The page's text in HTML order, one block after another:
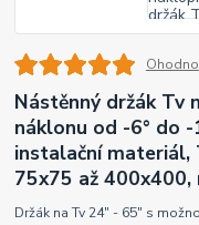
Nástěnný držák
náklonu od -6° do
instalační materiál,
75x75 až
Držák na Tv 24" - 65" s